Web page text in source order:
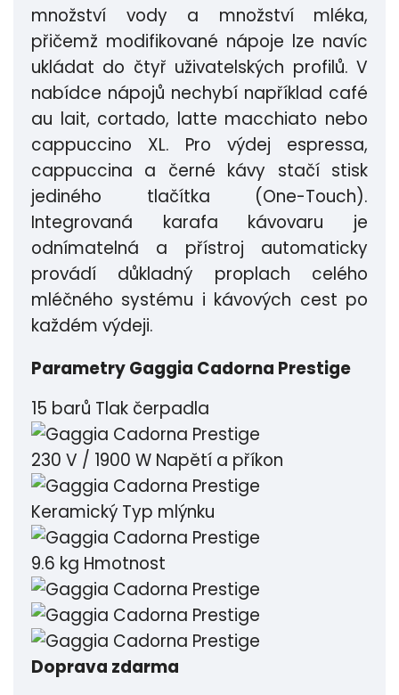
množství vody a množství mléka,
přičemž modifikované nápoje lze navíc
ukládat do čtyř uživatelských profilů. V
nabídce nápojů nechybí například café
au lait, cortado, latte macchiato nebo
cappuccino XL. Pro výdej espressa,
cappuccina a černé kávy stačí stisk
jediného tlačítka (One-Touch).
Integrovaná karafa kávovaru je
odnímatelná a přístroj automaticky
provádí důkladný proplach celého
mléčného systému i kávových cest po
každém výdeji.
Parametry Gaggia Cadorna Prestige
15 barů Tlak čerpadla
230 V / 1900 W Napětí a příkon
Keramický Typ mlýnku
9.6 kg Hmotnost
Doprava zdarma